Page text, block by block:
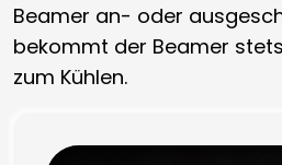
Beamer an- oder
bekommt der Beamer
zum Kühlen.